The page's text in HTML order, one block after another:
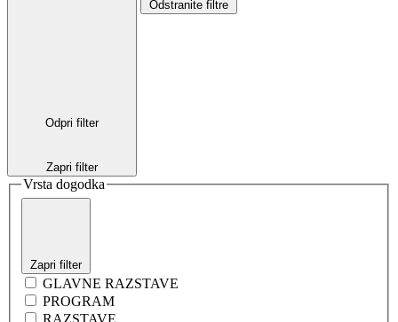
Odpri filter
Zapri filter
Odstranite filtre
Vrsta dogodka
Zapri filter
GLAVNE RAZSTAVE
PROGRAM
RAZSTAVE